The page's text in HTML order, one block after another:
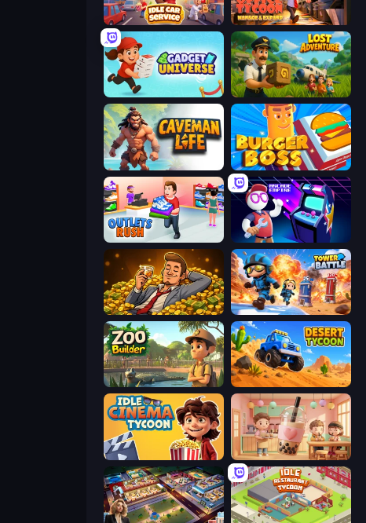
Idle Car Service: Tycoon Office Tycoon: Expand & Manage
Gadget Universe Lost Adventure
Caveman Life Burger Boss
Outlets Rush Arcade Empire
Idle Billionaire Tycoon Tower Battle
Zoo Builder Desert Tycoon
Idle Cinema Tycoon Boba Shop